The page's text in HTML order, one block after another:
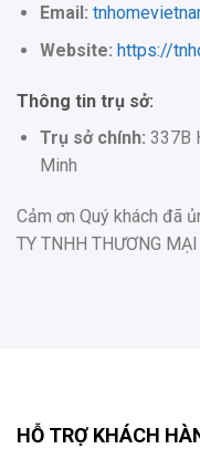
Email:
Website: https://
Thông tin trụ sở:
Trụ sở chính: 337B
Minh
Cảm ơn Quý khách đã
TY TNHH THƯƠNG
HỖ TRỢ KHÁCH